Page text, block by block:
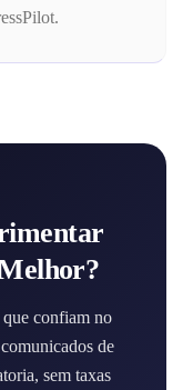
que confiam no
de
sem taxas